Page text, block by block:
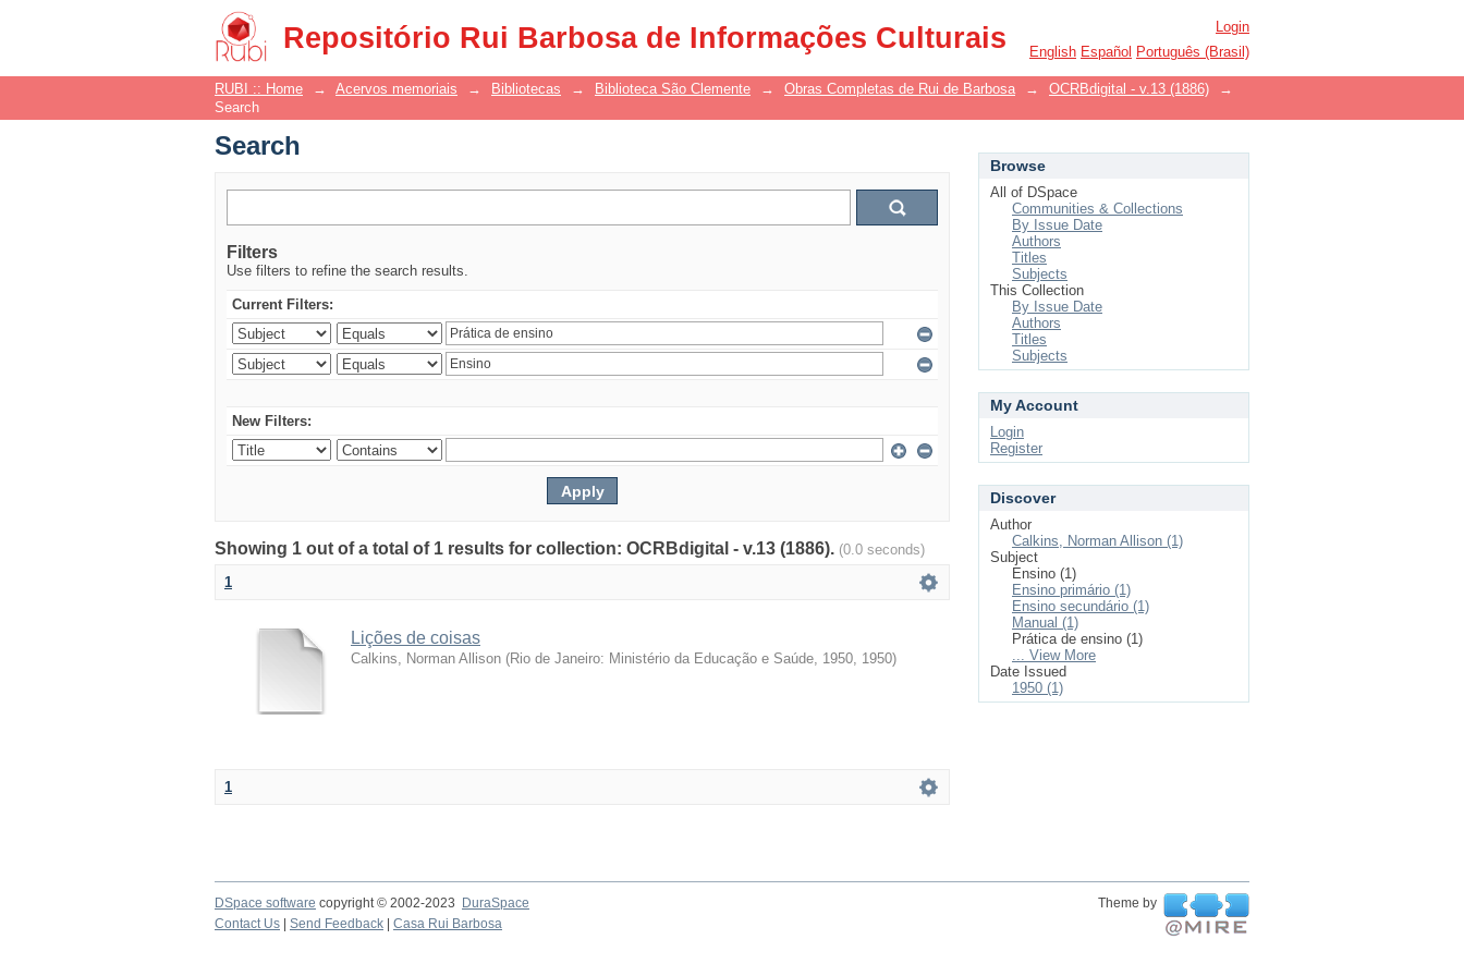
Repositório Rui Barbosa de Informações Culturais
Search
Login
English Español Português (Brasil)
RUBI :: Home → Acervos memoriais → Bibliotecas → Biblioteca São Clemente → Obras Completas de Rui de Barbosa → OCRBdigital - v.13 (1886)
→
Search
Search
Filters
Use filters to refine the search results.
Current Filters:
New Filters:
Showing 1 out of a total of 1 results for collection: OCRBdigital - v.13 (1886). (0.0 seconds)
1
Lições de coisas
Calkins, Norman Allison (Rio de Janeiro: Ministério da Educação e Saúde, 1950, 1950)
1
Browse
All of DSpace
Communities & Collections
By Issue Date
Authors
Titles
Subjects
This Collection
By Issue Date
Authors
Titles
Subjects
My Account
Login
Register
Discover
Author
Calkins, Norman Allison (1)
Subject
Ensino (1)
Ensino primário (1)
Ensino secundário (1)
Manual (1)
Prática de ensino (1)
... View More
Date Issued
1950 (1)
DSpace software copyright © 2002-2023 DuraSpace
Theme by
Contact Us
Send Feedback Casa Rui Barbosa